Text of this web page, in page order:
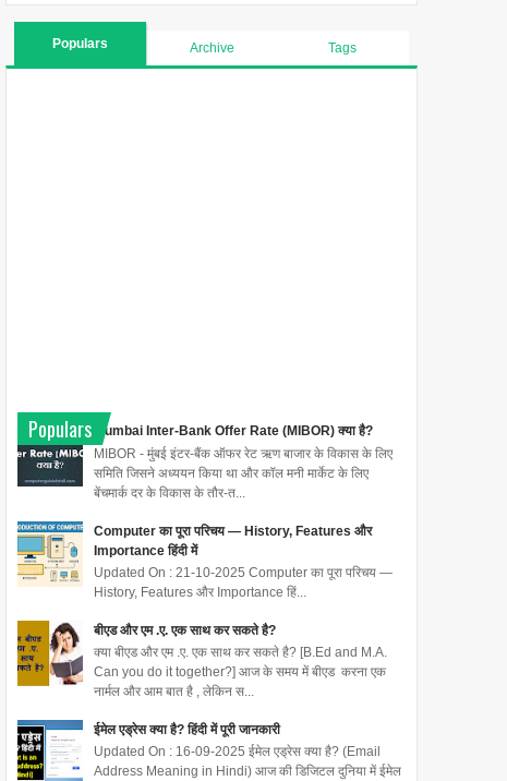
Populars Archive Tags
Populars
Mumbai Inter-Bank Offer Rate (MIBOR) क्या है?
MIBOR - मुंबई इंटर-बैंक ऑफर रेट ऋण बाजार के विकास के लिए
समिति जिसने अध्ययन किया था और कॉल मनी मार्केट के लिए
बेंचमार्क दर के विकास के तौर-त...
Computer का पूरा परिचय — History, Features और
Importance हिंदी में
Updated On : 21-10-2025 Computer का पूरा परिचय —
History, Features और Importance हिं...
बीएड और एम .ए. एक साथ कर सकते है?
क्या बीएड और एम .ए. एक साथ कर सकते है? [B.Ed and M.A.
Can you do it together?] आज के समय में बीएड करना एक
नार्मल और आम बात है , लेकिन स...
ईमेल एड्रेस क्या है? हिंदी में पूरी जानकारी
Updated On : 16-09-2025 ईमेल एड्रेस क्या है? (Email
Address Meaning in Hindi) आज की डिजिटल दुनिया में ईमेल